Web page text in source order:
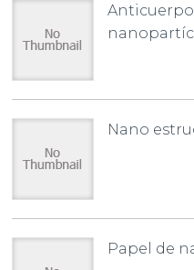
Nano
Papel de